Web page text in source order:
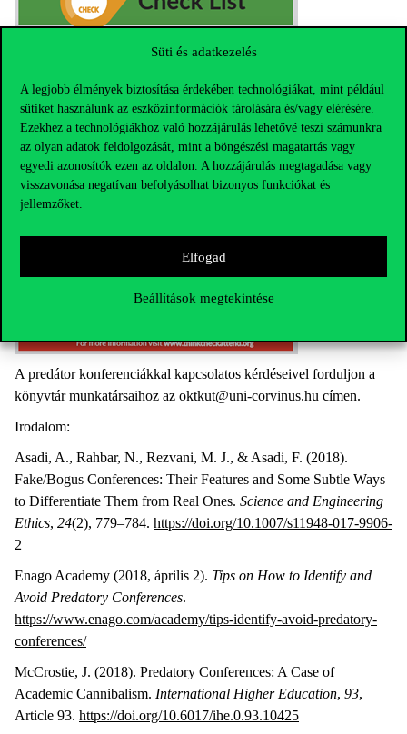
Süti és adatkezelés
A legjobb élmények biztosítása érdekében technológiákat, mint például
sütiket használunk az eszközinformációk tárolására és/vagy elérésére.
Ezekhez a technológiákhoz való hozzájárulás lehetővé teszi számunkra
az olyan adatok feldolgozását, mint a böngészési magatartás vagy
egyedi azonosítók ezen az oldalon. A hozzájárulás megtagadása vagy
visszavonása negatívan befolyásolhat bizonyos funkciókat és
jellemzőket.
Elfogad
Beállítások megtekintése
A predátor konferenciákkal kapcsolatos kérdéseivel forduljon a
könyvtár munkatársaihoz az oktkut@uni-corvinus.hu címen.
Irodalom:
Asadi, A., Rahbar, N., Rezvani, M. J., & Asadi, F. (2018).
Fake/Bogus Conferences: Their Features and Some Subtle Ways
to Differentiate Them from Real Ones. Science and Engineering
Ethics, 24(2), 779–784. https://doi.org/10.1007/s11948-017-9906-
2
Enago Academy (2018, április 2). Tips on How to Identify and
Avoid Predatory Conferences.
https://www.enago.com/academy/tips-identify-avoid-predatory-
conferences/
McCrostie, J. (2018). Predatory Conferences: A Case of
Academic Cannibalism. International Higher Education, 93,
Article 93. https://doi.org/10.6017/ihe.0.93.10425